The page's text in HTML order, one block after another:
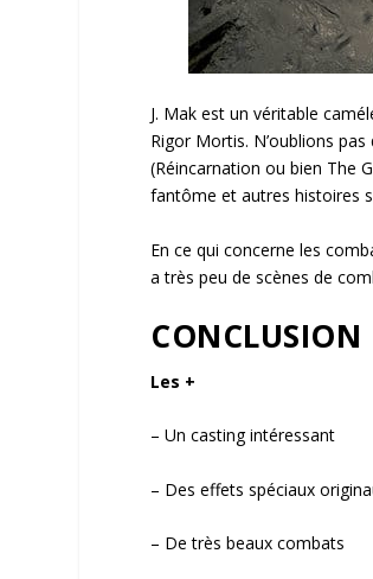
J. Mak est un véritable
Rigor Mortis. N’oublions
(Réincarnation ou bien The
fantôme et autres histoires
En ce qui concerne les
a très peu de scènes de
CONCLUSION
Les +
– Un casting intéressant
– Des effets spéciaux
– De très beaux combats